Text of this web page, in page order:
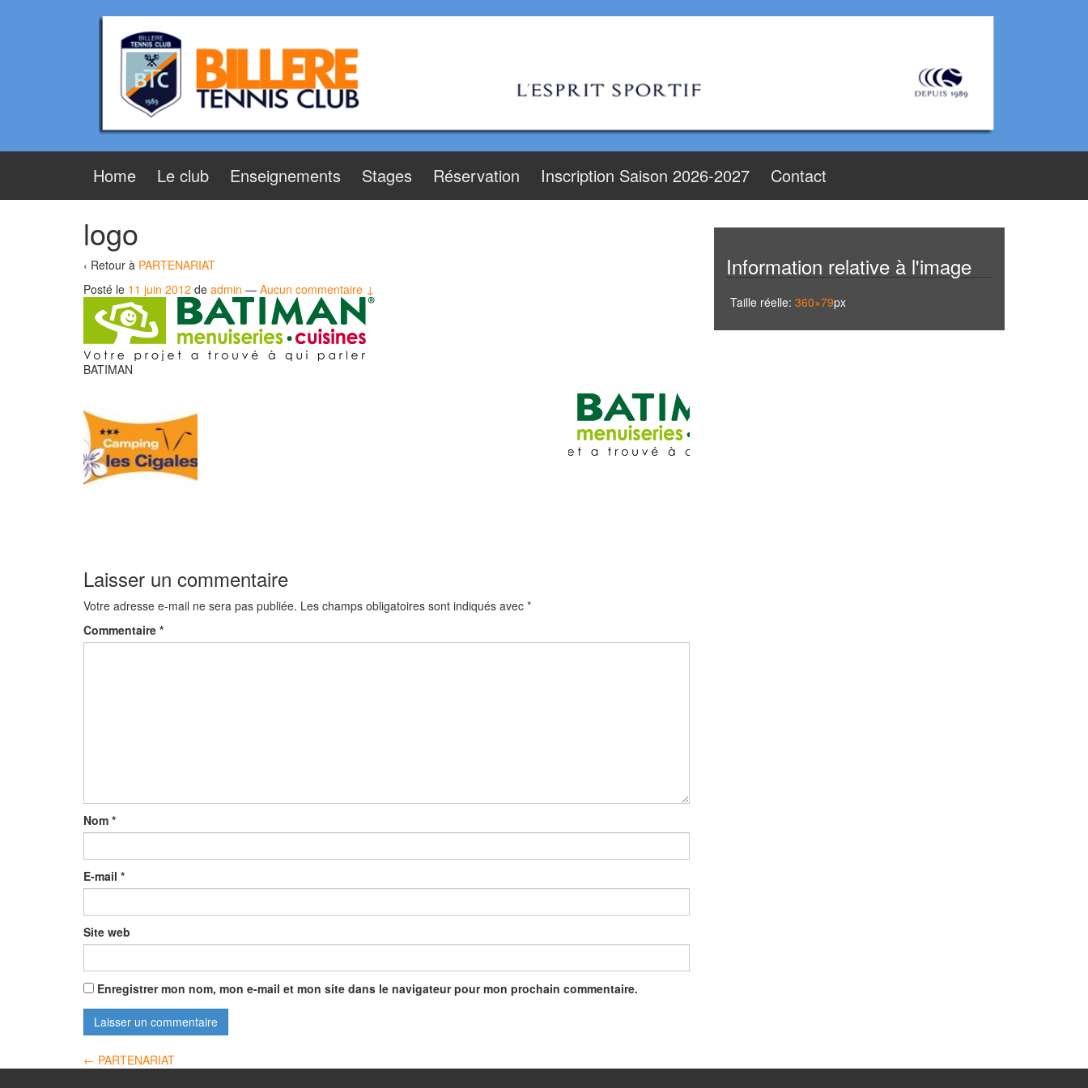
Home Le club Enseignements Stages Réservation Inscription Saison 2026-2027 Contact
logo
‹ Retour à PARTENARIAT
Posté le 11 juin 2012 de admin — Aucun commentaire ↓
BATIMAN
Laisser un commentaire
Votre adresse e-mail ne sera pas publiée. Les champs obligatoires sont indiqués avec *
Commentaire *
Nom *
E-mail *
Site web
Enregistrer mon nom, mon e-mail et mon site dans le navigateur pour mon prochain commentaire.
Navigation
← PARTENARIAT
Information relative à l'image
Taille réelle: 360×79px